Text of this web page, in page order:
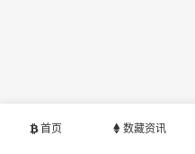
首页 数藏资讯